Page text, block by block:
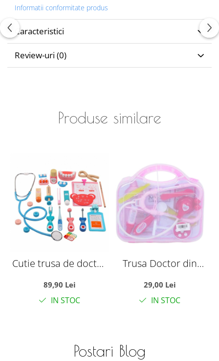
Informatii conformitate produs
Caracteristici
Review-uri (0)
Produse similare
Cutie trusa de doctor
89,90 Lei
IN STOC
Trusa Doctor din
Transparenta, roz
29,00 Lei
IN STOC
Postari Blog